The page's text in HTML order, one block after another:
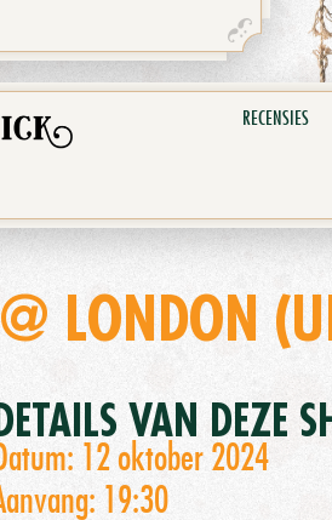
RECENSIES
@ LONDON
DETAILS VAN DEZE
12 oktober 2024
19:30